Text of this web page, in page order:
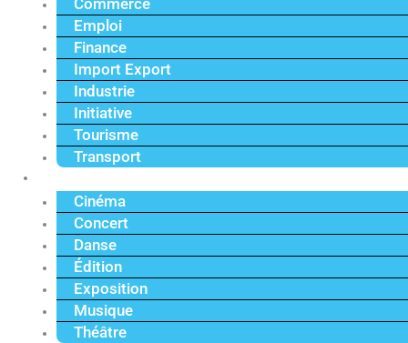
Commerce
Emploi
Finance
Import Export
Industrie
Initiative
Tourisme
Transport
Cinéma
Concert
Danse
Édition
Exposition
Musique
Théâtre